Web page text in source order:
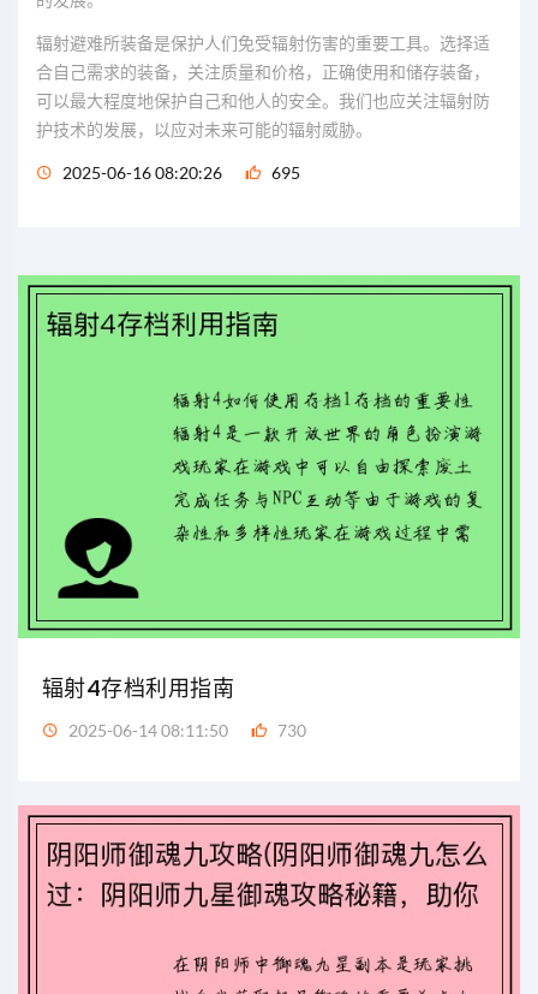
辐射避难所装备是保护人们免受辐射伤害的重要工具。选择适
合自己需求的装备，关注质量和价格，正确使用和储存装备，
可以最大程度地保护自己和他人的安全。我们也应关注辐射防
护技术的发展，以应对未来可能的辐射威胁。
2025-06-16 08:20:26 695
辐射4存档利用指南
2025-06-14 08:11:50 730